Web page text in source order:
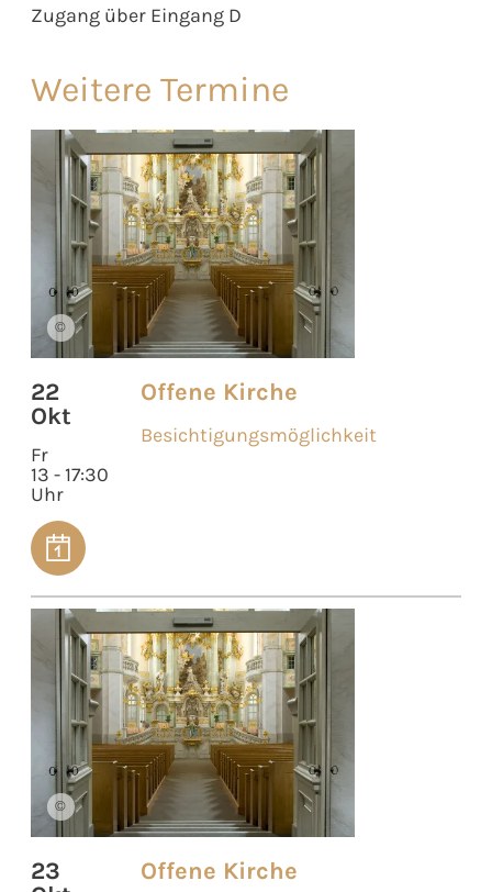
Zugang über Eingang D
Weitere Termine
©
22
Okt
Fr
13 - 17:30
Uhr
Offene Kirche
Besichtigungsmöglichkeit
©
23
Offene Kirche